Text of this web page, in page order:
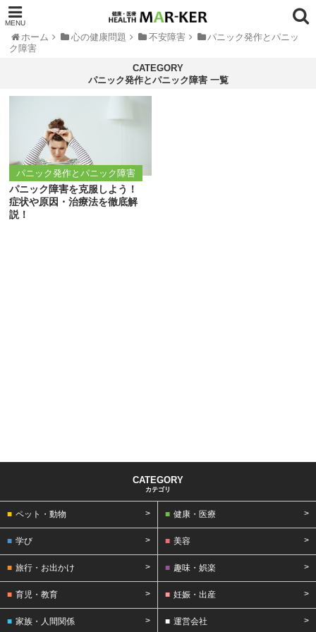
ホーム 心の健康問題 不安障害
パニック発作とパニッ
ク障害
パニック発作とパニック障害 一覧
パニック発作とパニック障害
パニック障害を克服しよう！
症状や原因・治療法を徹底解
説！
カテゴリ
ペット・動物 健康・医療
学び 美容
旅行・お出かけ 趣味・娯楽
育児・教育 妊娠・出産
家族・人間関係 運営会社